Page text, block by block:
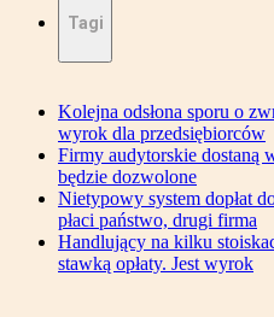
Tagi
Kolejna odsłona sporu o
wyrok dla przedsiębiorców
Firmy audytorskie dostaną
będzie dozwolone
Nietypowy system dopłat
płaci państwo, drugi firma
Handlujący na kilku
stawką opłaty. Jest wyrok